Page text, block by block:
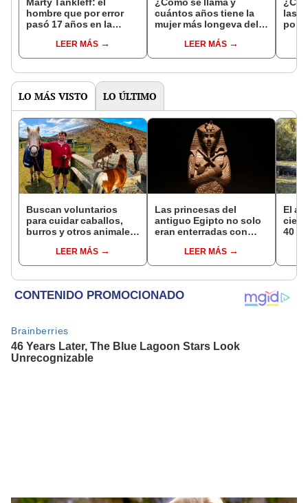
Marty Tankleff: el
hombre que por error
pasó 17 años en la
asesinato de sus padres
LEER MÁS
¿Cómo se llama y
cuántos años tiene la
mujer más longeva del
LEER MÁS
las
LO MÁS VISTO LO ÚLTIMO
Buscan voluntarios
para cuidar caballos,
burros y otros animales
Zelanda: ofrecerán
alojamiento gratis
LEER MÁS
Las princesas del
antiguo Egipto no solo
eran enterradas con
por qué también había
arcos, flechas y dagas
LEER MÁS
El
40
asno
vida